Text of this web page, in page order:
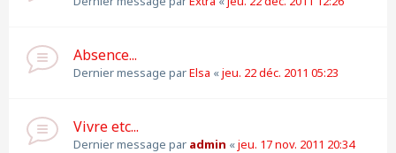
Absence...
Dernier message parElsa «jeu. 22 déc. 2011 05:23
Vivre etc...
Dernier message par admin «jeu. 17 nov. 2011 20:34